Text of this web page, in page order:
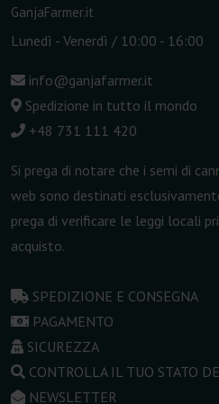
GanjaFarmer.it
Lunedì - Venerdì / 10:00 - 16:00
info@ganjafarmer.it
Spedizione in tutto il mondo
+48 731 111 420
Si prega di notare che i semi di
web sono destinati
prega di verificare le leggi locali
acquisto.
SPEDIZIONE E CONSEGNA
PAGAMENTO
SICUREZZA
CONTROLLA IL TUO STATO
NEWSLETTER